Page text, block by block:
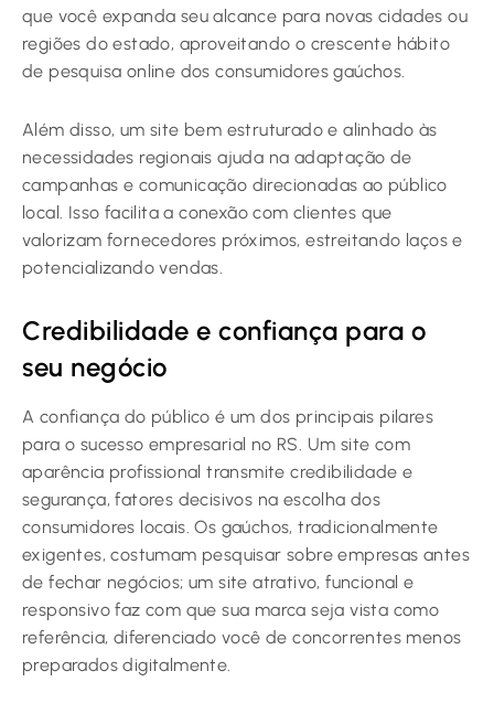
que você expanda seu alcance para novas cidades ou
regiões do estado, aproveitando o crescente hábito
de pesquisa online dos consumidores gaúchos.
Além disso, um site bem estruturado e alinhado às
necessidades regionais ajuda na adaptação de
campanhas e comunicação direcionadas ao público
local. Isso facilita a conexão com clientes que
valorizam fornecedores próximos, estreitando laços e
potencializando vendas.
Credibilidade e confiança para o
seu negócio
A confiança do público é um dos principais pilares
para o sucesso empresarial no RS. Um site com
aparência profissional transmite credibilidade e
segurança, fatores decisivos na escolha dos
consumidores locais. Os gaúchos, tradicionalmente
exigentes, costumam pesquisar sobre empresas antes
de fechar negócios; um site atrativo, funcional e
responsivo faz com que sua marca seja vista como
referência, diferenciado você de concorrentes menos
preparados digitalmente.